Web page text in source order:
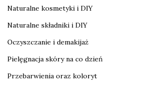
Naturalne kosmetyki i DIY
Naturalne składniki i DIY
Oczyszczanie i demakijaż
Pielęgnacja skóry na co dzień
Przebarwienia oraz koloryt